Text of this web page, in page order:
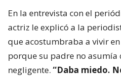
En la entrevista con el
actriz le explicó a la
que acostumbraba a vivir
porque su padre no asumía
negligente. “Daba miedo.